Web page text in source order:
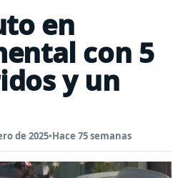
en
con 5
y un
de 2025•Hace 75 semanas